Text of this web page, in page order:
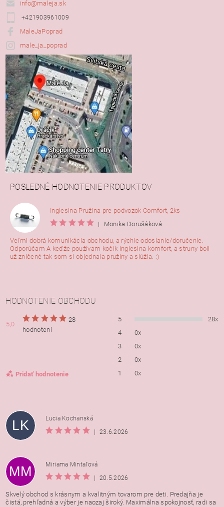
info@maleja.sk
+421903961009
MaleJaPoprad
male_ja_poprad
POSLEDNÉ HODNOTENIE PRODUKTOV
Inglesina Pružina pre podvozok Comfort, 2ks
|
Monika Dorušáková
Veľmi dobrá komunikácia obchodu, a rýchle odoslanie/doručenie.
Odporúčam A keďže používam kočík inglesina komfort, a struny boli
už zničené tak som si objednala pružiny a slúžia. :)
HODNOTENIE OBCHODU
5,0
28
hodnotení
Pridať hodnotenie
5
28x
4
0x
3
0x
2
0x
1
0x
LK
Lucia Kochanská
|
23.6.2026
MM
Miriama Mintaľová
|
20.5.2026
Skvelý obchod s krásnym a kvalitným tovarom pre deti. Predajňa je
čistá, prehľadná a výber je naozaj široký. Maximálna spokojnosť, radi sa